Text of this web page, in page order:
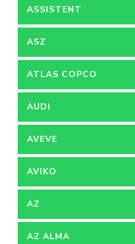
ASSISTENT
ACCOUNTANT
ASZ
ATLAS COPCO
AUDI
AVEVE
AVIKO
AZ
AZ ALMA